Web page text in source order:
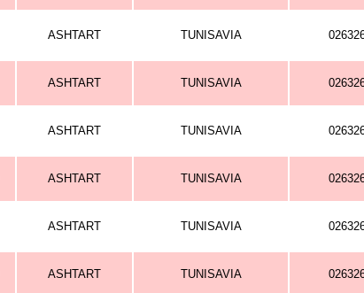
ASHTART TUNISAVIA
ASHTART TUNISAVIA
ASHTART TUNISAVIA
ASHTART TUNISAVIA
ASHTART TUNISAVIA
ASHTART TUNISAVIA